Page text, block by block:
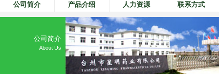
公司简介 产品介绍 人力资源 联系方式
公司简介
About Us